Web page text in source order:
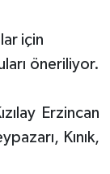
için
öneriliyor.
Erzincan
Kınık,